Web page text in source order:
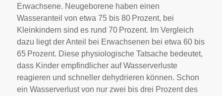
Erwachsene. Neugeborene haben einen
Wasseranteil von etwa 75 bis 80 Prozent, bei
Kleinkindern sind es rund 70 Prozent. Im Vergleich
dazu liegt der Anteil bei Erwachsenen bei etwa 60 bis
65 Prozent. Diese physiologische Tatsache bedeutet,
dass Kinder empfindlicher auf Wasserverluste
reagieren und schneller dehydrieren können. Schon
ein Wasserverlust von nur zwei bis drei Prozent des